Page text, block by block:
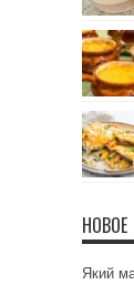
НОВОЕ
Який